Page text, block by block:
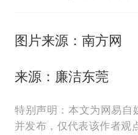
图片来源：南方网
来源：廉洁东莞
特别声明：本文为网易自
并发布，仅代表该作者观